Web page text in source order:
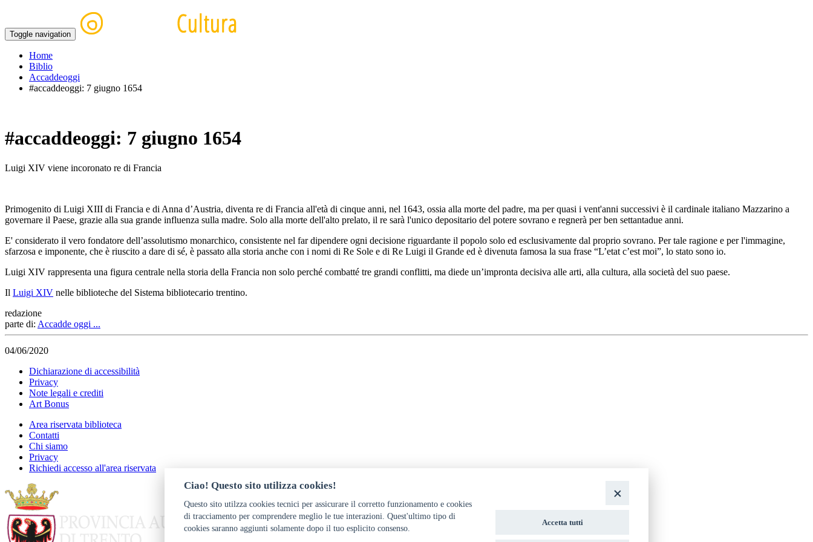
Toggle navigation
Home
Biblio
Accaddeoggi
#accaddeoggi: 7 giugno 1654
#accaddeoggi: 7 giugno 1654
Luigi XIV viene incoronato re di Francia
Primogenito di Luigi XIII di Francia e di Anna d’Austria, diventa re di Francia all'età di cinque anni, nel 1643, ossia alla morte del padre, ma per quasi i vent'anni successivi è il cardinale italiano Mazzarino a
governare il Paese, grazie alla sua grande influenza sulla madre. Solo alla morte dell'alto prelato, il re sarà l'unico depositario del potere sovrano e regnerà per ben settantadue anni.
E' considerato il vero fondatore dell’assolutismo monarchico, consistente nel far dipendere ogni decisione riguardante il popolo solo ed esclusivamente dal proprio sovrano. Per tale ragione e per l'immagine,
sfarzosa e imponente, che è riuscito a dare di sé, è passato alla storia anche con i nomi di Re Sole e di Re Luigi il Grande ed è divenuta famosa la sua frase “L’etat c’est moi”, lo stato sono io.
Luigi XIV rappresenta una figura centrale nella storia della Francia non solo perché combatté tre grandi conflitti, ma diede un’impronta decisiva alle arti, alla cultura, alla società del suo paese.
Il Luigi XIV nelle biblioteche del Sistema bibliotecario trentino.
redazione
parte di: Accadde oggi ...
04/06/2020
Dichiarazione di accessibilità
Privacy
Note legali e crediti
Art Bonus
Area riservata biblioteca
Contatti
Chi siamo
Privacy
Richiedi accesso all'area riservata
Ciao! Questo sito utilizza cookies!
Questo sito utilzza cookies tecnici per assicurare il corretto funzionamento e cookies
di tracciamento per comprendere meglio le tue interazioni. Quest'ultimo tipo di
cookies saranno aggiunti solamente dopo il tuo esplicito consenso.
Accetta tutti